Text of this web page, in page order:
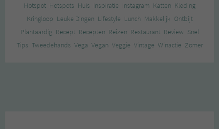
Hotspot Hotspots Huis Inspiratie Instagram Katten Kleding
Kringloop Leuke Dingen Lifestyle Lunch Makkelijk Ontbijt
Plantaardig Recept Recepten Reizen Restaurant Review Snel
Tips Tweedehands Vega Vegan Veggie Vintage Winactie Zomer